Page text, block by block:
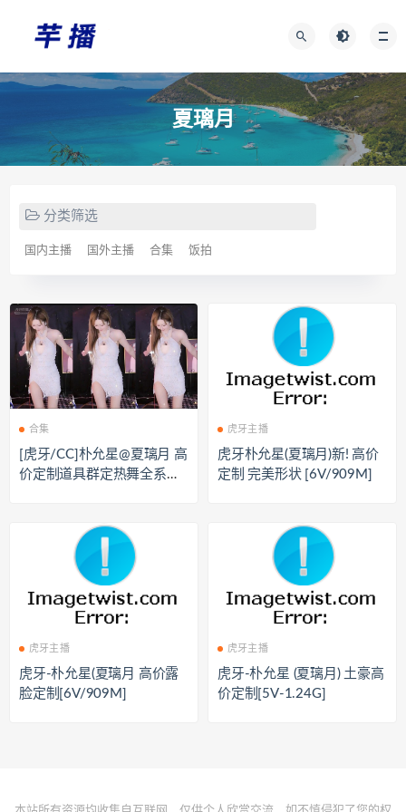
夏璃月
分类筛选
国内主播 国外主播 合集 饭拍
合集
[虎牙/CC]朴允星@夏璃月 高
价定制道具群定热舞全系列
虎牙主播
虎牙朴允星(夏璃月)新! 高价
定制 完美形状 [6V/909M]
虎牙主播
虎牙-朴允星(夏璃月 高价露
脸定制[6V/909M]
虎牙主播
虎牙-朴允星 (夏璃月) 土豪高
价定制[5V-1.24G]